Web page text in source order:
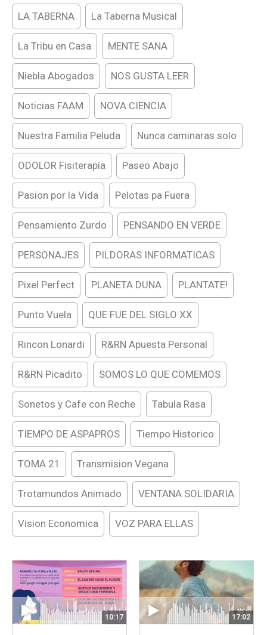
LA TABERNA La Taberna Musical
La Tribu en Casa MENTE SANA
Niebla Abogados NOS GUSTA LEER
Noticias FAAM NOVA CIENCIA
Nuestra Familia Peluda Nunca caminaras solo
ODOLOR Fisiterapía Paseo Abajo
Pasion por la Vida Pelotas pa Fuera
Pensamiento Zurdo PENSANDO EN VERDE
PERSONAJES PILDORAS INFORMATICAS
Pixel Perfect PLANETA DUNA PLANTATE!
Punto Vuela QUE FUE DEL SIGLO XX
Rincon Lonardi R&RN Apuesta Personal
R&RN Picadito SOMOS LO QUE COMEMOS
Sonetos y Cafe con Reche Tabula Rasa
TIEMPO DE ASPAPROS Tiempo Historico
TOMA 21 Transmision Vegana
Trotamundos Animado VENTANA SOLIDARIA
Vision Economica VOZ PARA ELLAS
10:17 17:02